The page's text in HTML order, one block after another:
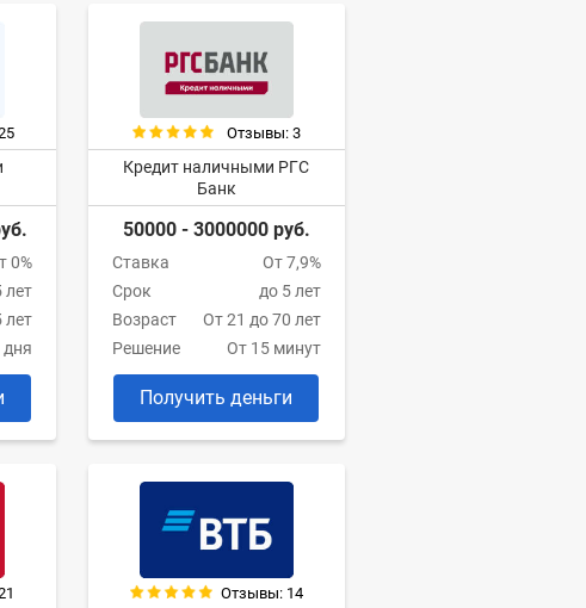
0%
лет
лет
Отзывы: 3
Кредит наличными РГС
Банк
50000 - 3000000 руб.
Ставка
От 7,9%
Срок
до 5 лет
Возраст
От 21 до 70 лет
Решение
От 15 минут
Получить деньги
Отзывы: 14